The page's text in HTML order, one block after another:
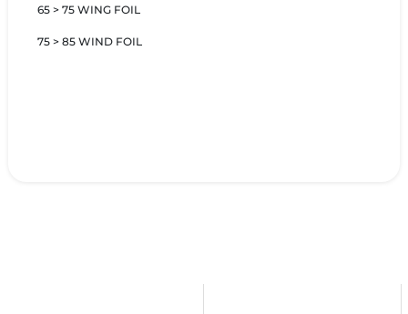
65 > 75 WING FOIL
75 > 85 WIND FOIL